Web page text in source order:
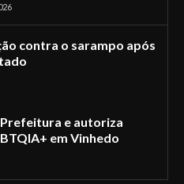
contra o sarampo após
e autoriza
em Vinhedo